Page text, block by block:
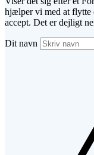
hjælper vi med at flytte
accept. Det er dejligt
Dit navn